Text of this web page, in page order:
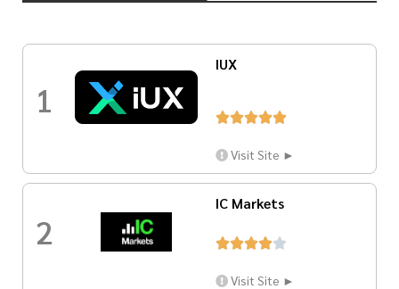
1
IUX

Visit Site ►
2
IC Markets

Visit Site ►